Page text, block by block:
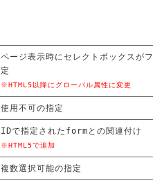
ページ表示時にセレクトボックスが
定
※HTML5以降にグローバル属性に変更
使用不可の指定
IDで指定されたformとの関連付け
※HTML5で追加
複数選択可能の指定